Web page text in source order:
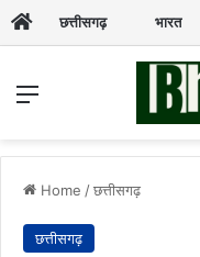
छत्तीसगढ़ भारत
Menu
Home /छत्तीसगढ़
छत्तीसगढ़